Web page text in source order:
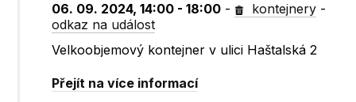
06. 09. 2024, 14:00 - 18:00 - kontejnery -
odkaz na událost
Velkoobjemový kontejner v ulici Haštalská 2
Přejít na více informací